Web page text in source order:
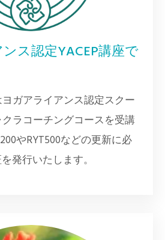
ス認定YACEP講座で
ガアライアンス認定スクー
ラコーチングコースを受講
やRYT500などの更新に必
発行いたします。